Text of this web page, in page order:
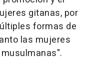
gitanas, por
formas de
las mujeres